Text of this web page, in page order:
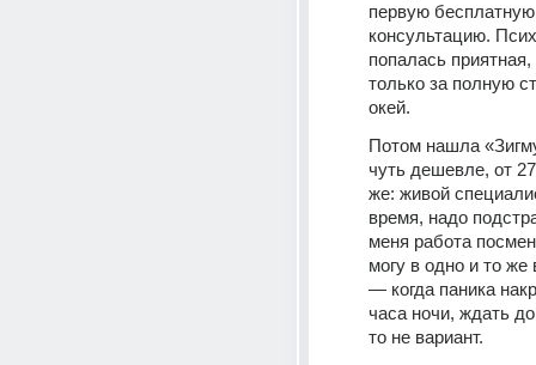
первую бесплатную
консультацию.
попалась
только за полную
окей.
Потом нашла
чуть дешевле, от
же: живой
время, надо
меня работа
могу в одно и то
— когда паника
часа ночи, ждать до
то не вариант.